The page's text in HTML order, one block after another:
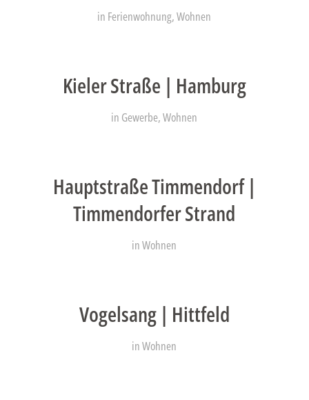
in Ferienwohnung,Wohnen
Kieler Straße | Hamburg
in Gewerbe,Wohnen
Hauptstraße Timmendorf |
Timmendorfer Strand
inWohnen
Vogelsang | Hittfeld
inWohnen